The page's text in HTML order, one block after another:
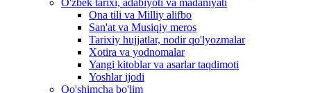
O'zbek tarixi, adabiyoti va madaniyati
Ona tili va Milliy alifbo
San'at va Musiqiy meros
Tarixiy hujjatlar, nodir qo'lyozmalar
Xotira va yodnomalar
Yangi kitoblar va asarlar taqdimoti
Yoshlar ijodi
Qo'shimcha bo'lim